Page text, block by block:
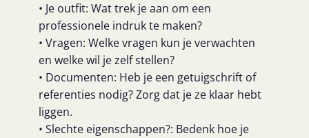
• Je outfit: Wat trek je aan om een
professionele indruk te maken?
• Vragen: Welke vragen kun je verwachten
en welke wil je zelf stellen?
• Documenten: Heb je een getuigschrift of
referenties nodig? Zorg dat je ze klaar hebt
liggen.
• Slechte eigenschappen?: Bedenk hoe je